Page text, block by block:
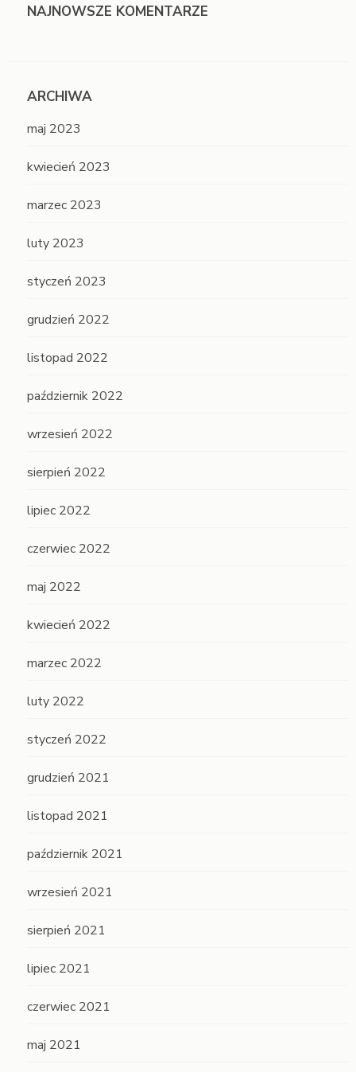
NAJNOWSZE KOMENTARZE
ARCHIWA
maj 2023
kwiecień 2023
marzec 2023
luty 2023
styczeń 2023
grudzień 2022
listopad 2022
październik 2022
wrzesień 2022
sierpień 2022
lipiec 2022
czerwiec 2022
maj 2022
kwiecień 2022
marzec 2022
luty 2022
styczeń 2022
grudzień 2021
listopad 2021
październik 2021
wrzesień 2021
sierpień 2021
lipiec 2021
czerwiec 2021
maj 2021